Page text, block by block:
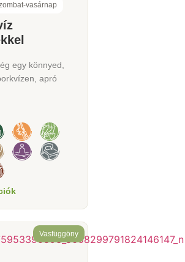
vasárnap
egy könnyed,
apró
Vasfüggöny